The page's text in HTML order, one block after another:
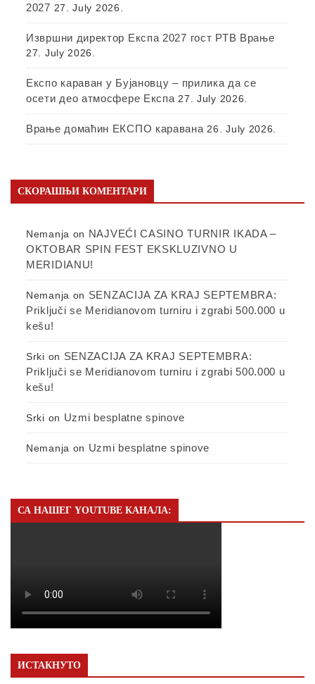
2027 27. July 2026.
Извршни директор Експа 2027 гост РТВ Врање
27. July 2026.
Експо караван у Бујановцу – прилика да се
осети део атмосфере Експа 27. July 2026.
Врање домаћин ЕКСПО каравана 26. July 2026.
СКОРАШЊИ КОМЕНТАРИ
Nemanja on NAJVEĆI CASINO TURNIR IKADA –
OKTOBAR SPIN FEST EKSKLUZIVNO U
MERIDIANU!
Nemanja on SENZACIJA ZA KRAJ SEPTEMBRA:
Priključi se Meridianovom turniru i zgrabi 500.000 u
kešu!
Srki on SENZACIJA ZA KRAJ SEPTEMBRA:
Priključi se Meridianovom turniru i zgrabi 500.000 u
kešu!
Srki on Uzmi besplatne spinove
Nemanja on Uzmi besplatne spinove
СА НАШЕГ YOUTUBE КАНАЛА:
ИСТАКНУТО